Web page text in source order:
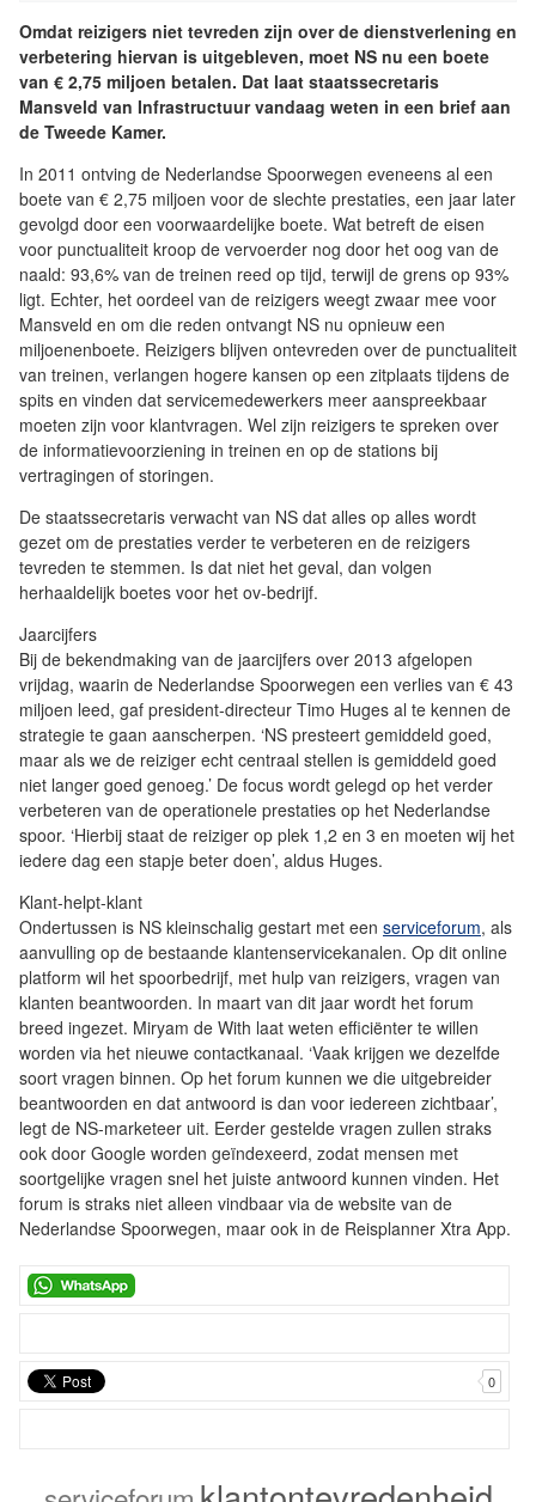
Omdat reizigers niet tevreden zijn over de dienstverlening en
verbetering hiervan is uitgebleven, moet NS nu een boete
van € 2,75 miljoen betalen. Dat laat staatssecretaris
Mansveld van Infrastructuur vandaag weten in een brief aan
de Tweede Kamer.
In 2011 ontving de Nederlandse Spoorwegen eveneens al een
boete van € 2,75 miljoen voor de slechte prestaties, een jaar later
gevolgd door een voorwaardelijke boete. Wat betreft de eisen
voor punctualiteit kroop de vervoerder nog door het oog van de
naald: 93,6% van de treinen reed op tijd, terwijl de grens op 93%
ligt. Echter, het oordeel van de reizigers weegt zwaar mee voor
Mansveld en om die reden ontvangt NS nu opnieuw een
miljoenenboete. Reizigers blijven ontevreden over de punctualiteit
van treinen, verlangen hogere kansen op een zitplaats tijdens de
spits en vinden dat servicemedewerkers meer aanspreekbaar
moeten zijn voor klantvragen. Wel zijn reizigers te spreken over
de informatievoorziening in treinen en op de stations bij
vertragingen of storingen.
De staatssecretaris verwacht van NS dat alles op alles wordt
gezet om de prestaties verder te verbeteren en de reizigers
tevreden te stemmen. Is dat niet het geval, dan volgen
herhaaldelijk boetes voor het ov-bedrijf.
Jaarcijfers
Bij de bekendmaking van de jaarcijfers over 2013 afgelopen
vrijdag, waarin de Nederlandse Spoorwegen een verlies van € 43
miljoen leed, gaf president-directeur Timo Huges al te kennen de
strategie te gaan aanscherpen. ‘NS presteert gemiddeld goed,
maar als we de reiziger echt centraal stellen is gemiddeld goed
niet langer goed genoeg.’ De focus wordt gelegd op het verder
verbeteren van de operationele prestaties op het Nederlandse
spoor. ‘Hierbij staat de reiziger op plek 1,2 en 3 en moeten wij het
iedere dag een stapje beter doen’, aldus Huges.
Klant-helpt-klant
Ondertussen is NS kleinschalig gestart met een serviceforum, als
aanvulling op de bestaande klantenservicekanalen. Op dit online
platform wil het spoorbedrijf, met hulp van reizigers, vragen van
klanten beantwoorden. In maart van dit jaar wordt het forum
breed ingezet. Miryam de With laat weten efficiënter te willen
worden via het nieuwe contactkanaal. ‘Vaak krijgen we dezelfde
soort vragen binnen. Op het forum kunnen we die uitgebreider
beantwoorden en dat antwoord is dan voor iedereen zichtbaar’,
legt de NS-marketeer uit. Eerder gestelde vragen zullen straks
ook door Google worden geïndexeerd, zodat mensen met
soortgelijke vragen snel het juiste antwoord kunnen vinden. Het
forum is straks niet alleen vindbaar via de website van de
Nederlandse Spoorwegen, maar ook in de Reisplanner Xtra App.
0